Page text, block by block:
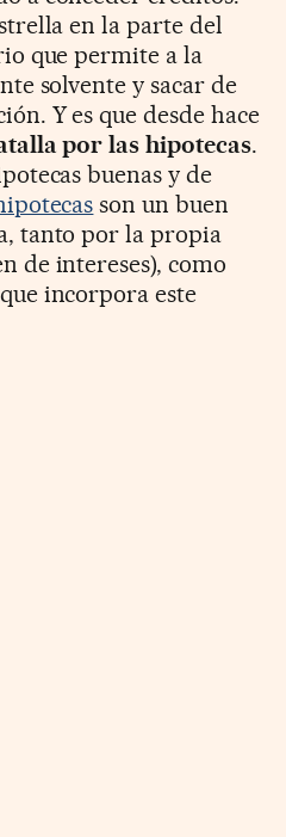
en la parte del
que permite a la
solvente y sacar de
Y es que desde hace
por las hipotecas.
buenas y de
son un buen
tanto por la propia
de intereses), como
incorpora este